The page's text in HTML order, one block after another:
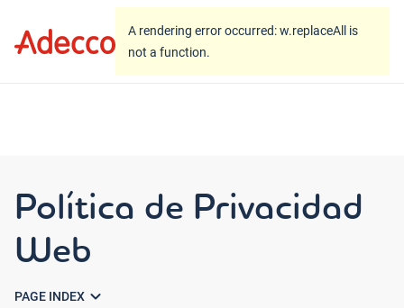
A rendering error occurred:w.replaceAll is not a
function.
A rendering error occurred:w.replaceAll is
not a function.
Política de Privacidad
Web
PAGE INDEX expand_more